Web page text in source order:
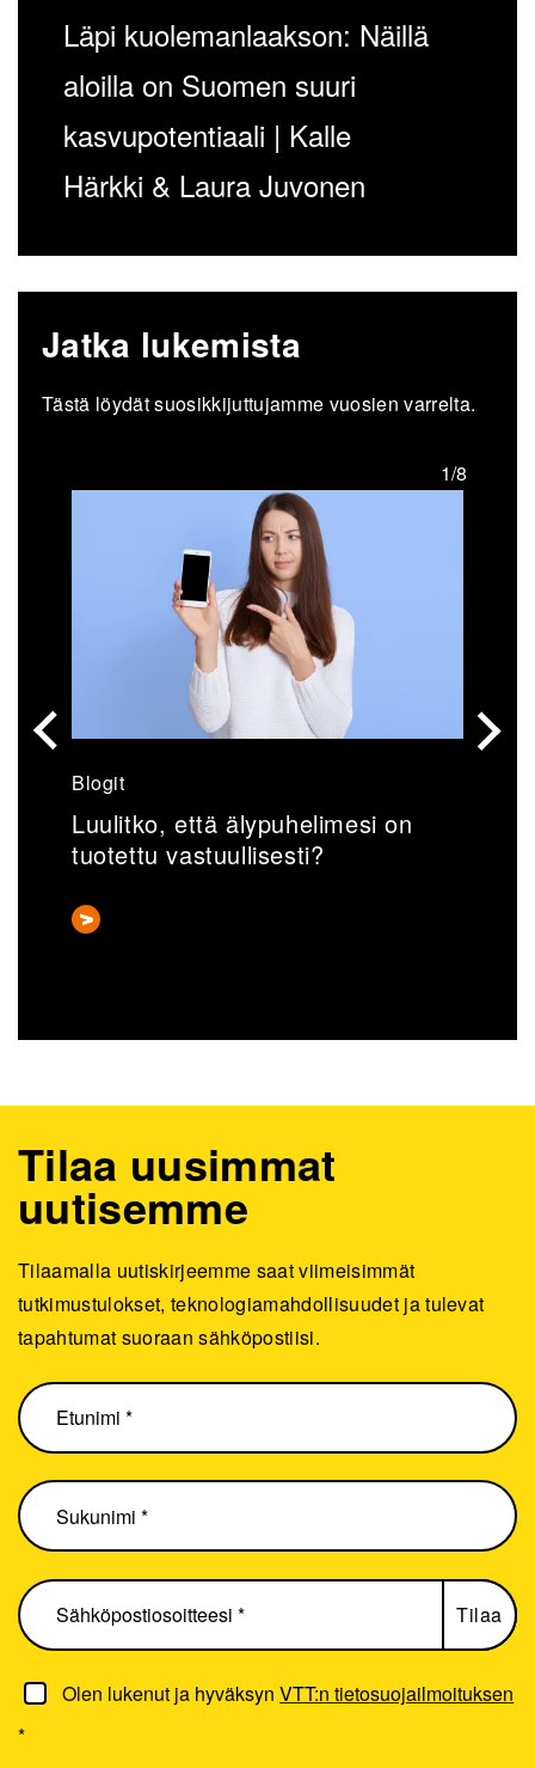
Läpi kuolemanlaakson: Näillä
aloilla on Suomen suuri
kasvupotentiaali | Kalle
Härkki & Laura Juvonen
Jatka lukemista
Tästä löydät suosikkijuttujamme vuosien varrelta.
1/8
Blogit
Luulitko, että älypuhelimesi on
tuotettu vastuullisesti?
Olen lukenut ja hyväksynVTT:n tietosuojailmoituksen
*
Tilaa uusimmat
uutisemme
Tilaamalla uutiskirjeemme saat viimeisimmät
tutkimustulokset, teknologiamahdollisuudet ja tulevat
tapahtumat suoraan sähköpostiisi.